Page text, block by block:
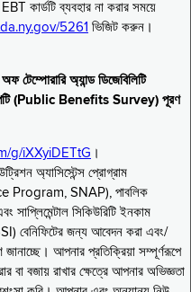
কার্ডটি ব্যবহার না করার সময়ে
5261 ভিজিট করুন।
টেম্পোরারি অ্যান্ড ডিজেবিলিটি
(Public Benefits Survey) পূরণ
g/iXXyiDETtG ।
অ্যাসিস্টেন্স প্রোগ্রাম
SNAP), পাবলিক
সিকিউরিটি ইনকাম
জন্য আবেদন করা এবং/
জানাচ্ছে। আপনার প্রতিক্রিয়া সম্পূর্ণরূপে
বা বজায় রাখার ক্ষেত্রে আপনার অভিজ্ঞতা